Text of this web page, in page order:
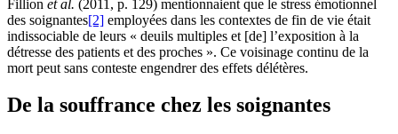
Fillion et al. (2011, p. 129) mentionnaient que le stress émotionnel
des soignantes[2] employées dans les contextes de fin de vie était
indissociable de leurs « deuils multiples et [de] l’exposition à la
détresse des patients et des proches ». Ce voisinage continu de la
mort peut sans conteste engendrer des effets délétères.
De la souffrance chez les soignantes